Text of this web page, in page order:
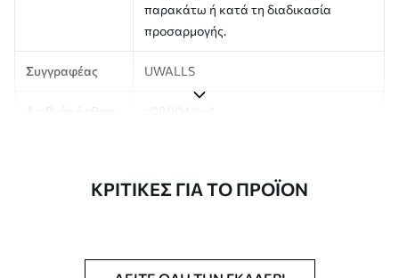
παρακάτω ή κατά τη διαδικασία
προσαρμογής.
Συγγραφέας UWALLS
Αριθμός άρθρου c00004dev1
πανομοιότυπες λωρίδες πλάτους έως
ΚΡΙΤΙΚΈΣ ΓΙΑ ΤΟ ΠΡΟΪΌΝ